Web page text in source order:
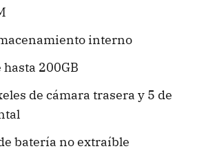
interno
200GB
de cámara trasera y 5 de
batería no extraíble